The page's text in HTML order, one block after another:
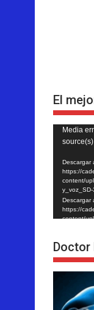
El
de
vídeo
Media
Descargar
https://
content/
Descargar
https://
content/
Doctor